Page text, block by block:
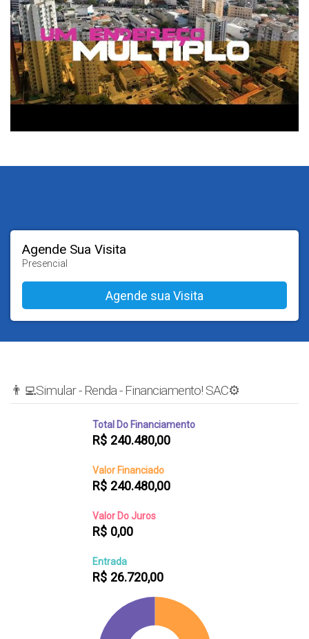
Agende Sua Visita
Presencial
👨‍💻Simular - Renda - Financiamento! SAC⚙️
Total Do Financiamento
R$ 240.480,00
Valor Financiado
R$ 240.480,00
Valor Do Juros
R$ 0,00
Entrada
R$ 26.720,00